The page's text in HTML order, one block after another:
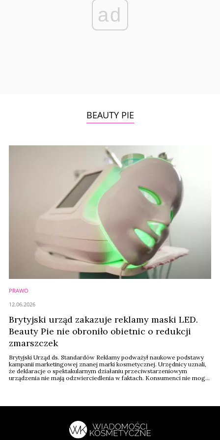
ad
BEAUTY PIE
PRAWO
Brytyjski urząd zakazuje reklamy maski LED.
Beauty Pie nie obroniło obietnic o redukcji
zmarszczek
Brytyjski Urząd ds. Standardów Reklamy podważył naukowe podstawy
kampanii marketingowej znanej marki kosmetycznej. Urzędnicy uznali,
że deklaracje o spektakularnym działaniu przeciwstarzeniowym
urządzenia nie mają odzwierciedlenia w faktach. Konsumenci nie mogą
12.06.2026